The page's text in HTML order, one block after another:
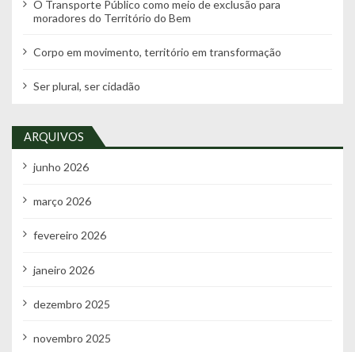
O Transporte Público como meio de exclusão para
moradores do Território do Bem
Corpo em movimento, território em transformação
Ser plural, ser cidadão
ARQUIVOS
junho 2026
março 2026
fevereiro 2026
janeiro 2026
dezembro 2025
novembro 2025